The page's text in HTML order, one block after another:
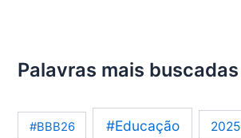
Palavras mais buscadas
#BBB26 #Educação 2025